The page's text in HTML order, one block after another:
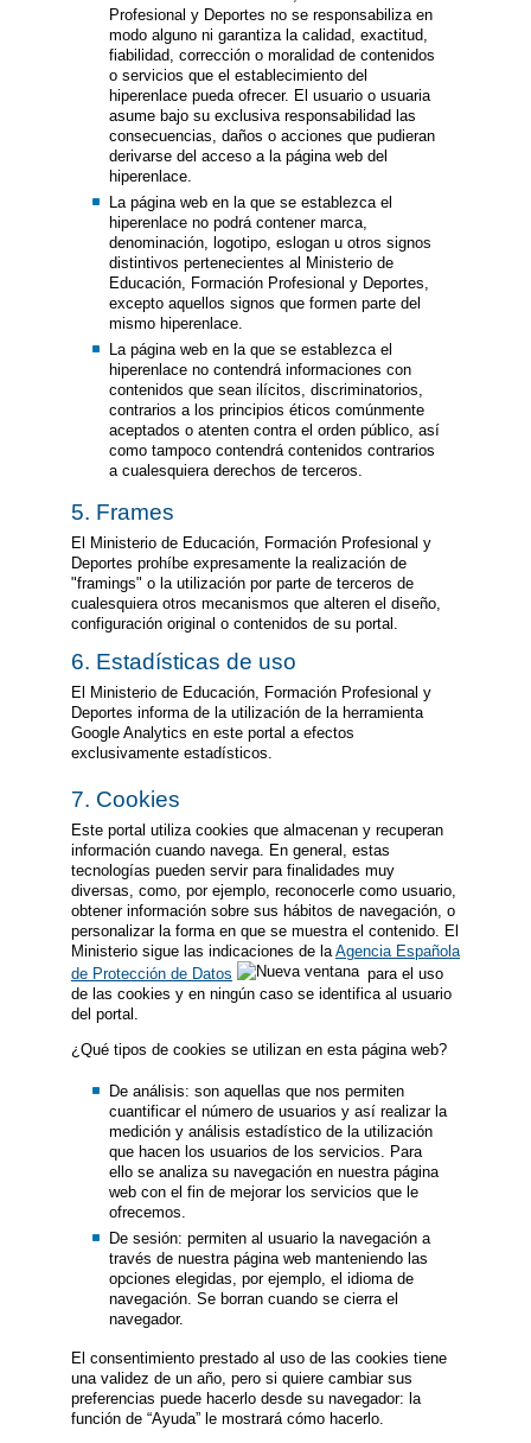
Profesional y Deportes no se responsabiliza en
modo alguno ni garantiza la calidad, exactitud,
fiabilidad, corrección o moralidad de contenidos
o servicios que el establecimiento del
hiperenlace pueda ofrecer. El usuario o usuaria
asume bajo su exclusiva responsabilidad las
consecuencias, daños o acciones que pudieran
derivarse del acceso a la página web del
hiperenlace.
La página web en la que se establezca el
hiperenlace no podrá contener marca,
denominación, logotipo, eslogan u otros signos
distintivos pertenecientes al Ministerio de
Educación, Formación Profesional y Deportes,
excepto aquellos signos que formen parte del
mismo hiperenlace.
La página web en la que se establezca el
hiperenlace no contendrá informaciones con
contenidos que sean ilícitos, discriminatorios,
contrarios a los principios éticos comúnmente
aceptados o atenten contra el orden público, así
como tampoco contendrá contenidos contrarios
a cualesquiera derechos de terceros.
5. Frames
El Ministerio de Educación, Formación Profesional y
Deportes prohíbe expresamente la realización de
"framings" o la utilización por parte de terceros de
cualesquiera otros mecanismos que alteren el diseño,
configuración original o contenidos de su portal.
6. Estadísticas de uso
El Ministerio de Educación, Formación Profesional y
Deportes informa de la utilización de la herramienta
Google Analytics en este portal a efectos
exclusivamente estadísticos.
7. Cookies
Este portal utiliza cookies que almacenan y recuperan
información cuando navega. En general, estas
tecnologías pueden servir para finalidades muy
diversas, como, por ejemplo, reconocerle como usuario,
obtener información sobre sus hábitos de navegación, o
personalizar la forma en que se muestra el contenido. El
Ministerio sigue las indicaciones de laAgencia Española
de Protección de Datos
para el uso
de las cookies y en ningún caso se identifica al usuario
del portal.
¿Qué tipos de cookies se utilizan en esta página web?
De análisis: son aquellas que nos permiten
cuantificar el número de usuarios y así realizar la
medición y análisis estadístico de la utilización
que hacen los usuarios de los servicios. Para
ello se analiza su navegación en nuestra página
web con el fin de mejorar los servicios que le
ofrecemos.
De sesión: permiten al usuario la navegación a
través de nuestra página web manteniendo las
opciones elegidas, por ejemplo, el idioma de
navegación. Se borran cuando se cierra el
navegador.
El consentimiento prestado al uso de las cookies tiene
una validez de un año, pero si quiere cambiar sus
preferencias puede hacerlo desde su navegador: la
función de “Ayuda” le mostrará cómo hacerlo.